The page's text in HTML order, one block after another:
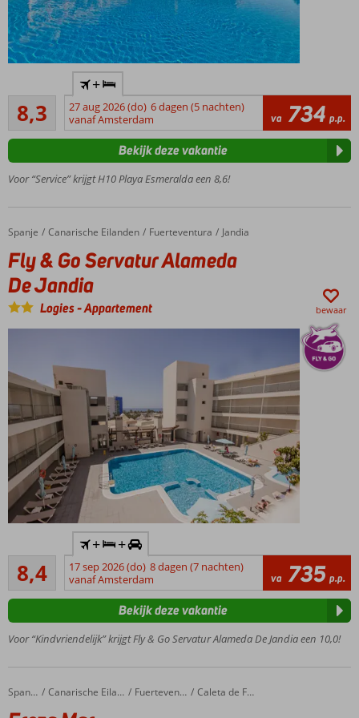
Accommodatie met een
GSTC erkend
duurzaamheidscertificaat
Only
Adult
leeftijd
18 jaar
service en
kwaliteit
Op
steenworp
afstand
o.b.v. All
Inclusive
ook
mogelijk
Quality
time in
Costa
Calma
8,3
Zeer goed
17
beoordelingen
+
27 aug 2026 (do) 6 dagen (5 nachten)
vanaf Amsterdam
va 734 p.p.
Voor “Service” krijgt H10 Playa Esmeralda een 8,6!
Bekijk deze vakantie
Home
Spanje Canarische Eilanden Fuerteventura Jandia
Fly & Go Servatur Alameda De Jandia
Fly & Go Servatur Alameda
De Jandia
Logies-Appartement bewaar
Gelegen
in het
centrum
bij het
strand
Ruime
8,4Zeer goed
18
beoordelingen
+ +
17 sep 2026 (do) 8 dagen (7 nachten)
vanaf Amsterdam
va 735 p.p.
Voor “Kindvriendelijk” krijgt Fly & Go Servatur Alameda De Jandia een 10,0!
Bekijk deze vakantie
Home Spanje Canarische Eilanden Fuerteventura Caleta de Fuste
Ereza Mar